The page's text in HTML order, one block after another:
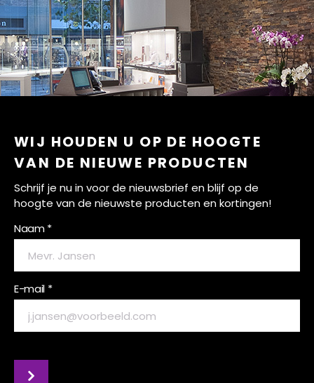
WIJ HOUDEN U OP DE HOOGTE
VAN DE NIEUWE PRODUCTEN
Schrijf je nu in voor de nieuwsbrief en blijf op de
hoogte van de nieuwste producten en kortingen!
Naam *
E-mail *